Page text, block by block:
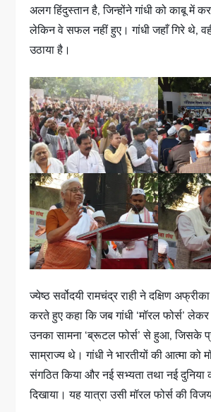
अलग हिंदुस्तान है, जिन्होंने गांधी को काबू में
लेकिन वे सफल नहीं हुए। गांधी जहाँ गिरे थे,
उठाया है।
ज्येष्ठ सर्वोदयी रामचंद्र राही ने दक्षिण
करते हुए कहा कि जब गांधी ‘मॉरल फोर्स’
उनका सामना ‘ब्रूटल फोर्स’ से हुआ, जिसके
साम्राज्य थे। गांधी ने भारतीयों की आत्मा को
संगठित किया और नई सभ्यता तथा नई दुनिया
दिखाया। यह यात्रा उसी मॉरल फोर्स की